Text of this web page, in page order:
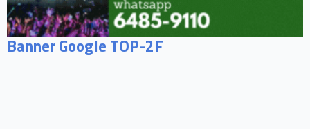
Banner Google TOP-2F